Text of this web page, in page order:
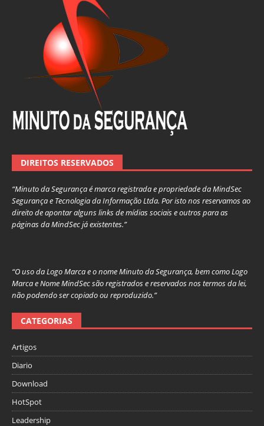
DIREITOS RESERVADOS
“Minuto da Segurança é marca registrada e propriedade da MindSec
Segurança e Tecnologia da Informação Ltda. Por isto nos reservamos ao
direito de apontar alguns links de mídias sociais e outros para as
páginas da MindSec já existentes.”
“O uso da Logo Marca e o nome Minuto da Segurança, bem como Logo
Marca e Nome MindSec são registrados e reservados nos termos da lei,
não podendo ser copiado ou reproduzido.”
CATEGORIAS
Artigos
Diario
Download
HotSpot
Leadership